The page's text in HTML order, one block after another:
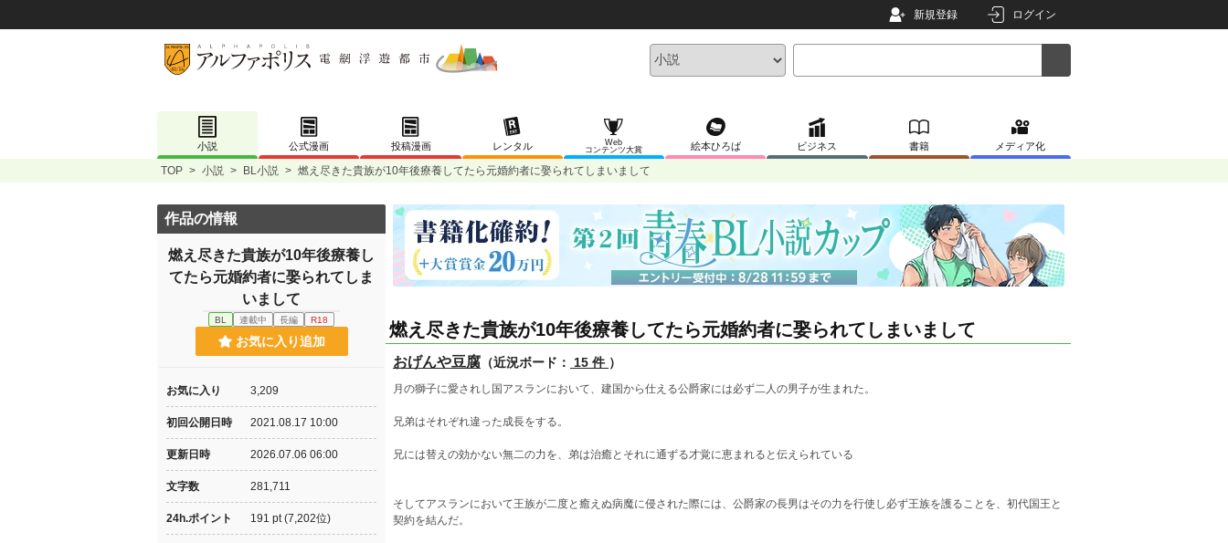
新規登録 ログイン
小説 公式漫画 投稿漫画 レンタル
Web
コンテンツ大賞
絵本ひろば ビジネス 書籍 メディア化
TOP > 小説 > BL小説 > 燃え尽きた貴族が10年後療養してたら元婚約者に娶られてしまいまして
燃え尽きた貴族が10年後療養してたら元婚約者に娶られてしまいまして
おげんや豆腐 （近況ボード： 15 件 ）
月の獅子に愛されし国アスランにおいて、建国から仕える公爵家には必ず二人の男子が生まれた。
兄弟はそれぞれ違った成長をする。
兄には替えの効かない無二の力を、弟は治癒とそれに通ずる才覚に恵まれると伝えられている
そしてアスランにおいて王族が二度と癒えぬ病魔に侵された際には、公爵家の長男はその力を行使し必ず王族を護ることを、初代国王と
契約を結んだ。
作品の情報
燃え尽きた貴族が10年後療養し
てたら元婚約者に娶られてしま
いまして
BL 連載中 長編 R18
お気に入り追加
お気に入り 3,209
初回公開日時 2021.08.17 10:00
更新日時 2026.07.06 06:00
文字数 281,711
24h.ポイント 191 pt (7,202位)